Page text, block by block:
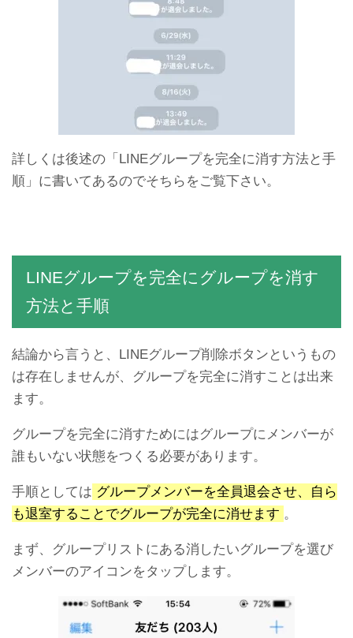
詳しくは後述の「LINEグループを完全に消す方法と手
順」に書いてあるのでそちらをご覧下さい。
LINEグループを完全にグループを消す
方法と手順
結論から言うと、LINEグループ削除ボタンというもの
は存在しませんが、グループを完全に消すことは出来
ます。
グループを完全に消すためにはグループにメンバーが
誰もいない状態をつくる必要があります。
手順としては グループメンバーを全員退会させ、自ら
も退室することでグループが完全に消せます 。
まず、グループリストにある消したいグループを選び
メンバーのアイコンをタップします。